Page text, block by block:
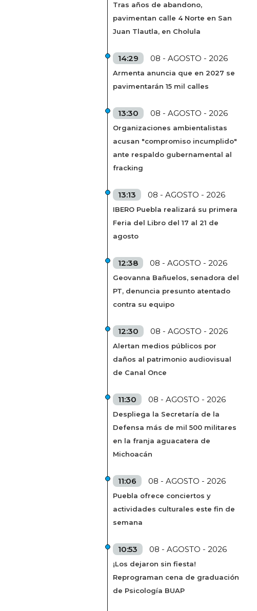
Tras años de abandono,
pavimentan calle 4 Norte en San
Juan Tlautla, en Cholula
14:29 08 - AGOSTO - 2026
Armenta anuncia que en 2027 se
pavimentarán 15 mil calles
13:30 08 - AGOSTO - 2026
Organizaciones ambientalistas
acusan "compromiso incumplido"
ante respaldo gubernamental al
fracking
13:13 08 - AGOSTO - 2026
IBERO Puebla realizará su primera
Feria del Libro del 17 al 21 de
agosto
12:38 08 - AGOSTO - 2026
Geovanna Bañuelos, senadora del
PT, denuncia presunto atentado
contra su equipo
12:30 08 - AGOSTO - 2026
Alertan medios públicos por
daños al patrimonio audiovisual
de Canal Once
11:30 08 - AGOSTO - 2026
Despliega la Secretaría de la
Defensa más de mil 500 militares
en la franja aguacatera de
Michoacán
11:06 08 - AGOSTO - 2026
Puebla ofrece conciertos y
actividades culturales este fin de
semana
10:53 08 - AGOSTO - 2026
¡Los dejaron sin fiesta!
Reprograman cena de graduación
de Psicología BUAP